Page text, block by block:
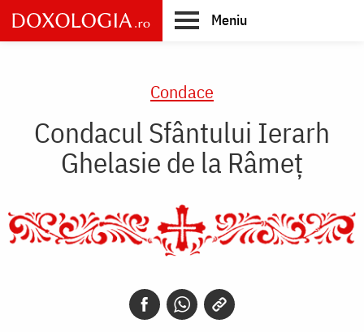
Skip
to
main
Meniu
Condace
Condacul Sfântului Ierarh
Ghelasie de la Râmeţ